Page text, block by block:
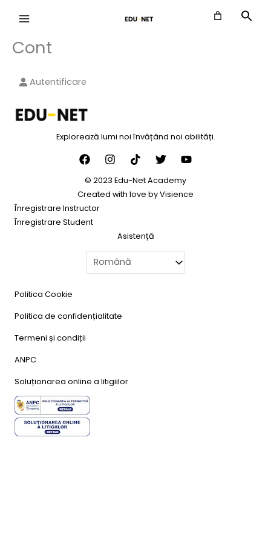
contentCont
Autentificare
Explorează lumi noi învățând noi abilități.
© 2023 Edu-Net Academy
Created with love byVisience
Înregistrare Instructor
Înregistrare Student
Asistență
Politica Cookie
Politica de confidențialitate
Termeni și condiții
ANPC
Soluționarea online a litigiilor